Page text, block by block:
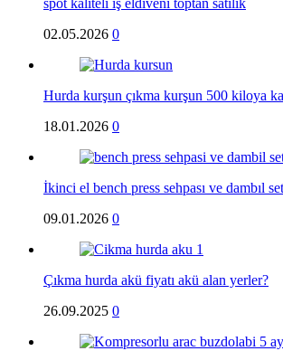
02.05.2026 0
Hurda kurşun çıkma kurşun 500 kiloya
18.01.2026 0
İkinci el bench press sehpası ve dambıl
09.01.2026 0
Çıkma hurda akü fiyatı akü alan yerler?
26.09.2025 0